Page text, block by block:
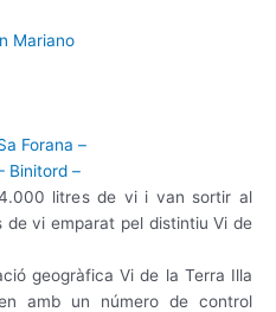
Mariano
Forana –
Binitord –
litres de vi i van sortir al
vi emparat pel distintiu Vi de
geogràfica Vi de la Terra Illa
amb un número de control